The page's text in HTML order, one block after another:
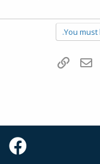
You
WhatsAppדואר אלקטרוני